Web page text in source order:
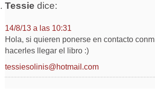
Tessie dice:
14/8/13 a las 10:31
Hola, si quieren ponerse en contacto
hacerles llegar el libro :)
tessiesolinis@hotmail.com